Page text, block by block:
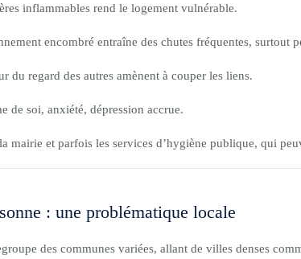
inflammables rend le logement vulnérable.
encombré entraîne des chutes fréquentes, surtout
du regard des autres amènent à couper les liens.
de soi, anxiété, dépression accrue.
mairie et parfois les services d’hygiène publique, qui
: une problématique locale
des communes variées, allant de villes denses